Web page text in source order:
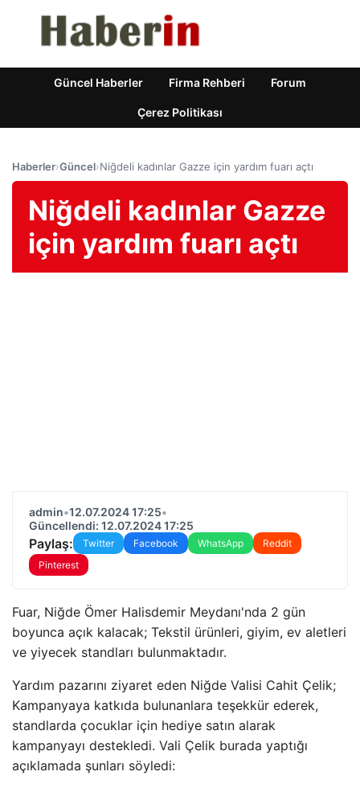
Güncel Haberler Firma Rehberi Forum
Çerez Politikası
Haberler›Güncel›Niğdeli kadınlar Gazze için yardım fuarı açtı
Niğdeli kadınlar Gazze
için yardım fuarı açtı
admin•12.07.2024 17:25•
Güncellendi: 12.07.2024 17:25
Paylaş: Twitter Facebook WhatsApp
Reddit
Pinterest
Fuar, Niğde Ömer Halisdemir Meydanı'nda 2 gün
boyunca açık kalacak; Tekstil ürünleri, giyim, ev aletleri
ve yiyecek standları bulunmaktadır.
Yardım pazarını ziyaret eden Niğde Valisi Cahit Çelik;
Kampanyaya katkıda bulunanlara teşekkür ederek,
standlarda çocuklar için hediye satın alarak
kampanyayı destekledi. Vali Çelik burada yaptığı
açıklamada şunları söyledi: